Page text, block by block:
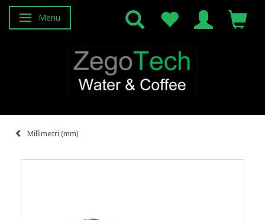
Attiva/disattiva navigazione
Menu
Millimetri (mm)